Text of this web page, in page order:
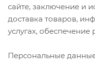
сайте, заключение и
доставка товаров,
услугах, обеспечение
Персональные